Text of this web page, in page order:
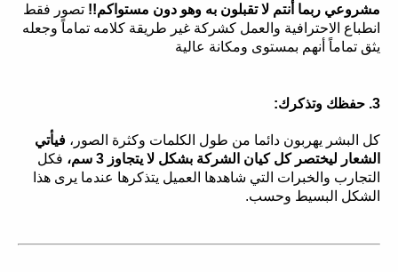
مشروعي ربما أنتم لا تقبلون به وهو دون مستواكم!! تصور فقط
انطباع الاحترافية والعمل كشركة غير طريقة كلامه تماماً وجعله
يثق تماماً أنهم بمستوى ومكانة عالية
3. حفظك وتذكرك:
كل البشر يهربون دائما من طول الكلمات وكثرة الصور، فيأتي
الشعار ليختصر كل كيان الشركة بشكل لا يتجاوز 3 سم،
فكل
التجارب والخبرات التي شاهدها العميل يتذكرها عندما يرى هذا
الشكل البسيط وحسب.